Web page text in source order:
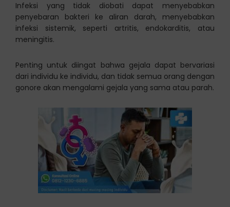
Infeksi yang tidak diobati dapat menyebabkan
penyebaran bakteri ke aliran darah, menyebabkan
infeksi sistemik, seperti artritis, endokarditis, atau
meningitis.
Penting untuk diingat bahwa gejala dapat bervariasi
dari individu ke individu, dan tidak semua orang dengan
gonore akan mengalami gejala yang sama atau parah.